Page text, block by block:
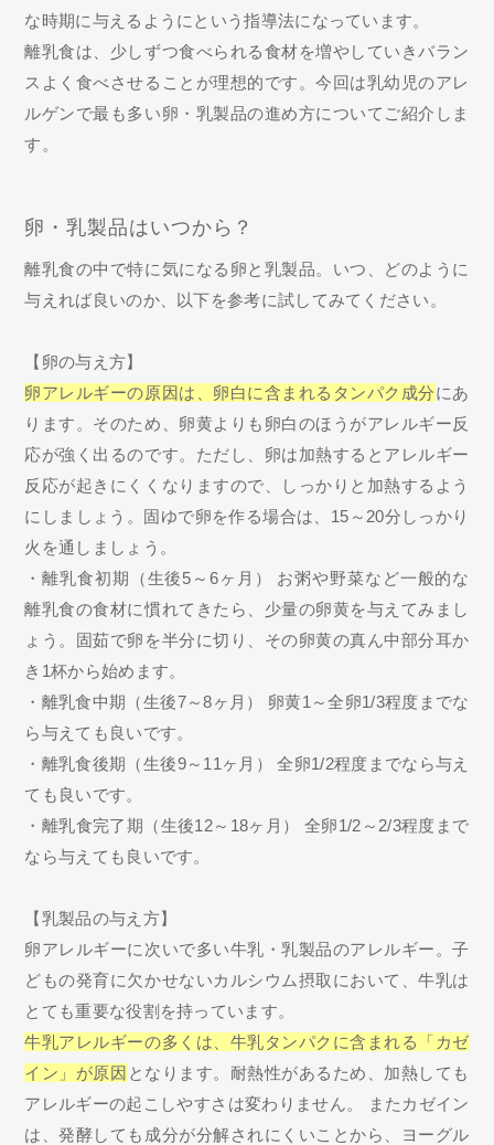
な時期に与えるようにという指導法になっています。
離乳食は、少しずつ食べられる食材を増やしていきバラン
スよく食べさせることが理想的です。今回は乳幼児のアレ
ルゲンで最も多い卵・乳製品の進め方についてご紹介しま
す。
卵・乳製品はいつから？
離乳食の中で特に気になる卵と乳製品。いつ、どのように
与えれば良いのか、以下を参考に試してみてください。
【卵の与え方】
卵アレルギーの原因は、卵白に含まれるタンパク成分にあ
ります。そのため、卵黄よりも卵白のほうがアレルギー反
応が強く出るのです。ただし、卵は加熱するとアレルギー
反応が起きにくくなりますので、しっかりと加熱するよう
にしましょう。固ゆで卵を作る場合は、15～20分しっかり
火を通しましょう。
・離乳食初期（生後5～6ヶ月） お粥や野菜など一般的な
離乳食の食材に慣れてきたら、少量の卵黄を与えてみまし
ょう。固茹で卵を半分に切り、その卵黄の真ん中部分耳か
き1杯から始めます。
・離乳食中期（生後7～8ヶ月） 卵黄1～全卵1/3程度までな
ら与えても良いです。
・離乳食後期（生後9～11ヶ月） 全卵1/2程度までなら与え
ても良いです。
・離乳食完了期（生後12～18ヶ月） 全卵1/2～2/3程度まで
なら与えても良いです。
【乳製品の与え方】
卵アレルギーに次いで多い牛乳・乳製品のアレルギー。子
どもの発育に欠かせないカルシウム摂取において、牛乳は
とても重要な役割を持っています。
牛乳アレルギーの多くは、牛乳タンパクに含まれる「カゼ
イン」が原因 となります。耐熱性があるため、加熱しても
アレルギーの起こしやすさは変わりません。 またカゼイン
は、発酵しても成分が分解されにくいことから、ヨーグル